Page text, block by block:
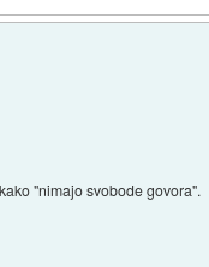
"nimajo svobode govora".